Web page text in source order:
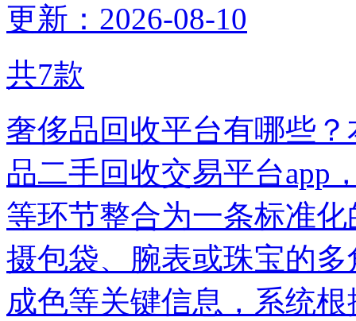
更新：2026-08-10
共7款
奢侈品回收平台有哪些
品二手回收交易平台app
等环节整合为一条标准
摄包袋、腕表或珠宝的
成色等关键信息，系统